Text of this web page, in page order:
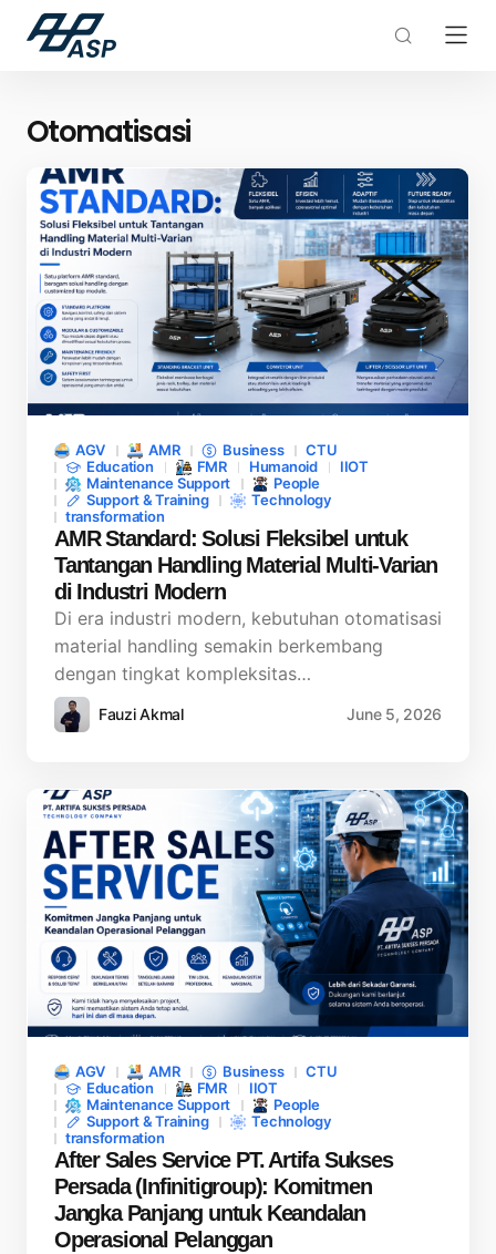
Otomatisasi
AGV AMR Business
CTU
Education
FMR Humanoid
IIOT
Maintenance Support
People
Support & Training
Technology
transformation
AMR Standard: Solusi Fleksibel untuk
Tantangan Handling Material Multi-Varian
di Industri Modern
Di era industri modern, kebutuhan otomatisasi
material handling semakin berkembang
dengan tingkat kompleksitas…
Fauzi Akmal June 5, 2026
AGV AMR Business
CTU
Education
FMR
IIOT
Maintenance Support
People
Support & Training
Technology
transformation
After Sales Service PT. Artifa Sukses
Persada (Infinitigroup): Komitmen
Jangka Panjang untuk Keandalan
Operasional Pelanggan